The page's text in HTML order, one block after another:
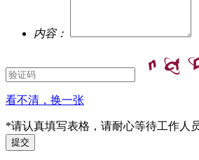
内容：
看不清，换一张
*请认真填写表格，请耐心等待工作人